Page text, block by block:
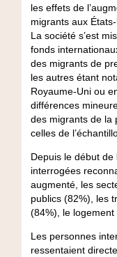
les effets de
migrants aux
La société s’est
fonds
des migrants de
les autres étant
Royaume-Uni ou
différences
des migrants de la
celles de
Depuis le début de
interrogées
augmenté, les
publics (82%), les
(84%), le logement
Les personnes
ressentaient